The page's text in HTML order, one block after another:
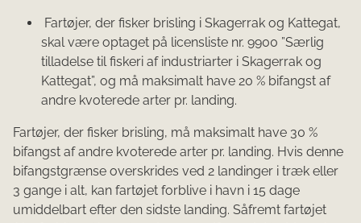
Fartøjer, der fisker brisling i Skagerrak og Kattegat,
skal være optaget på licensliste nr. 9900 ”Særlig
tilladelse til fiskeri af industriarter i Skagerrak og
Kattegat”, og må maksimalt have 20 % bifangst af
andre kvoterede arter pr. landing.
Fartøjer, der fisker brisling, må maksimalt have 30 %
bifangst af andre kvoterede arter pr. landing. Hvis denne
bifangstgrænse overskrides ved 2 landinger i træk eller
3 gange i alt, kan fartøjet forblive i havn i 15 dage
umiddelbart efter den sidste landing. Såfremt fartøjet